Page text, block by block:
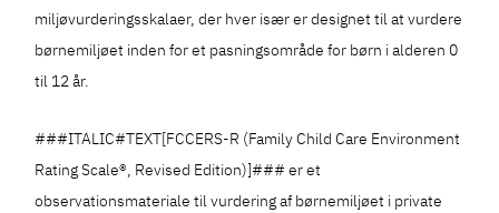
miljøvurderingsskalaer, der hver især er designet til at vurdere
børnemiljøet inden for et pasningsområde for børn i alderen 0
til 12 år.
###ITALIC#TEXT[FCCERS-R (Family Child Care Environment
Rating Scale®, Revised Edition)]### er et
observationsmateriale til vurdering af børnemiljøet i private